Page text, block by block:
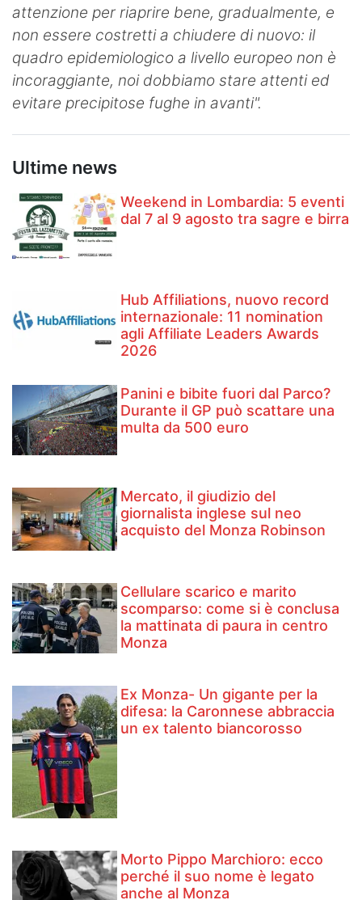
attenzione per riaprire bene, gradualmente, e
non essere costretti a chiudere di nuovo: il
quadro epidemiologico a livello europeo non è
incoraggiante, noi dobbiamo stare attenti ed
evitare precipitose fughe in avanti".
Ultime news
Weekend in Lombardia: 5 eventi
dal 7 al 9 agosto tra sagre e birra
Hub Affiliations, nuovo record
internazionale: 11 nomination
agli Affiliate Leaders Awards
2026
Panini e bibite fuori dal Parco?
Durante il GP può scattare una
multa da 500 euro
Mercato, il giudizio del
giornalista inglese sul neo
acquisto del Monza Robinson
Cellulare scarico e marito
scomparso: come si è conclusa
la mattinata di paura in centro
Monza
Ex Monza- Un gigante per la
difesa: la Caronnese abbraccia
un ex talento biancorosso
Morto Pippo Marchioro: ecco
perché il suo nome è legato
anche al Monza